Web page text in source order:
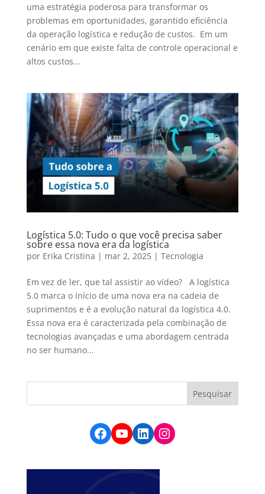
uma estratégia poderosa para transformar os
problemas em oportunidades, garantido eficiência
da operação logística e redução de custos. Em um
cenário em que existe falta de controle operacional e
altos custos...
Logística 5.0: Tudo o que você precisa saber
sobre essa nova era da logística
por Erika Cristina | mar 2, 2025| Tecnologia
Em vez de ler, que tal assistir ao vídeo? A logística
5.0 marca o início de uma nova era na cadeia de
suprimentos e é a evolução natural da logística 4.0.
Essa nova era é caracterizada pela combinação de
tecnologias avançadas e uma abordagem centrada
no ser humano...
Facebook
YouTube
LinkedIn
Instagram